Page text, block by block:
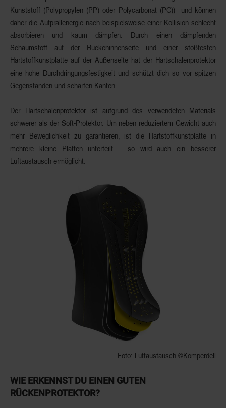
Kunststoff (Polypropylen (PP) oder Polycarbonat (PC)) und können
daher die Aufprallenergie nach beispielsweise einer Kollision schlecht
absorbieren und kaum dämpfen. Durch einen dämpfenden
Schaumstoff auf der Rückeninnenseite und einer stoßfesten
Hartstoffkunstplatte auf der Außenseite hat der Hartschalenprotektor
eine hohe Durchdringungsfestigkeit und schützt dich so vor spitzen
Gegenständen und scharfen Kanten.
Der Hartschalenprotektor ist aufgrund des verwendeten Materials
schwerer als der Soft-Protektor. Um neben reduziertem Gewicht auch
mehr Beweglichkeit zu garantieren, ist die Hartstoffkunstplatte in
mehrere kleine Platten unterteilt – so wird auch ein besserer
Luftaustausch ermöglicht.
Foto: Luftaustausch ©Komperdell
WIE ERKENNST DU EINEN GUTEN
RÜCKENPROTEKTOR?